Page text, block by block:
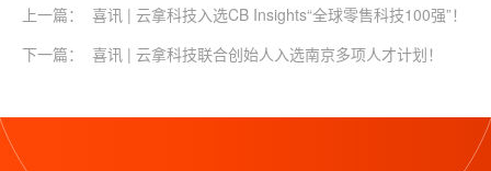
上一篇：
喜讯 | 云拿科技入选CB Insights“全球零售科技100强”！
下一篇：
喜讯 | 云拿科技联合创始人入选南京多项人才计划！